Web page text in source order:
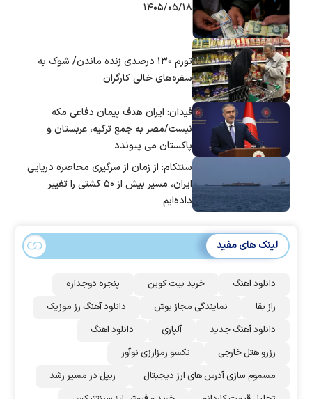
۱۴۰۵/۰۵/۱۸
تورم ۱۳۰ درصدی زنده ماندن/ شوک به
سفره‌های خالی کارگران
فیدان: ایران هدف پیمان دفاعی مکه
نیست/مصر به جمع ترکیه، عربستان و
پاکستان می پیوندد
سنتکام: از زمان از سرگیری محاصره دریایی
ایران، مسیر بیش از ۵۰ کشتی را تغییر
داده‌ایم
لینک های مفید
دانلود اهنگ خرید بیت کوین
پنجره دوجداره
راز بقا
نمایندگی مجاز بوش
دانلود آهنگ رز‌ موزیک
دانلود آهنگ جدید
آلپاری
دانلود اهنگ
رزرو هتل خارجی
نکسو رمزارزی نوآور
مسموم سازی آدرس های ارز دیجیتال
ریپل در مسیر رشد